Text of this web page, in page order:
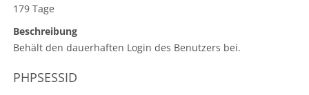
179 Tage
Beschreibung
Behält den dauerhaften Login des Benutzers bei.
PHPSESSID